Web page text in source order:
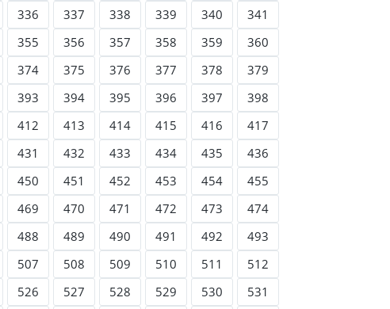
336 337 338 339 340
341
355 356 357 358 359
360
374 375 376 377 378
379
393 394 395 396 397
398
412 413 414 415 416
417
431 432 433 434 435
436
450 451 452 453 454
455
469 470 471 472 473
474
488 489 490 491 492
493
507 508 509 510 511
512
526 527 528 529 530
531